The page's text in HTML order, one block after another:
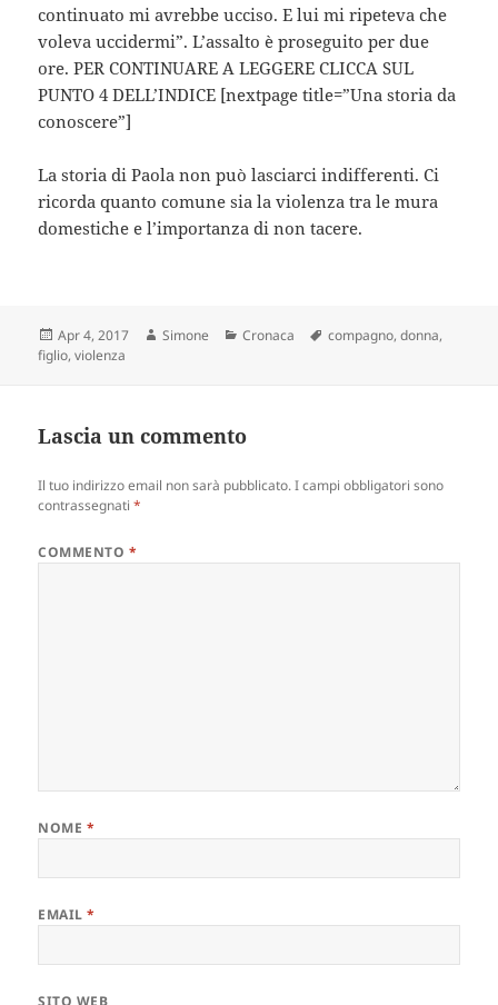
continuato mi avrebbe ucciso. E lui mi ripeteva che
voleva uccidermi”. L’assalto è proseguito per due
ore. PER CONTINUARE A LEGGERE CLICCA SUL
PUNTO 4 DELL’INDICE [nextpage title=”Una storia da
conoscere”]
La storia di Paola non può lasciarci indifferenti. Ci
ricorda quanto comune sia la violenza tra le mura
domestiche e l’importanza di non tacere.
Scritto
il
Apr 4, 2017 Autore
Simone Categorie
Cronaca Tag
compagno,donna,
figlio,violenza
Lascia un commento
Il tuo indirizzo email non sarà pubblicato. I campi obbligatori sono
contrassegnati*
COMMENTO *
NOME *
EMAIL*